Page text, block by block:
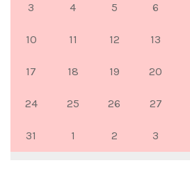
3 4 5 6
10 11 12 13
17 18 19 20
24 25 26 27
31 1 2 3